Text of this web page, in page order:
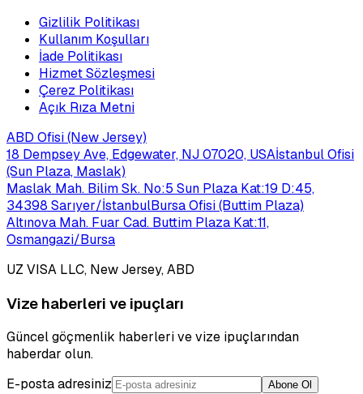
Gizlilik Politikası
Kullanım Koşulları
İade Politikası
Hizmet Sözleşmesi
Çerez Politikası
Açık Rıza Metni
ABD Ofisi (New Jersey)
18 Dempsey Ave, Edgewater, NJ 07020, USAİstanbul Ofisi
(Sun Plaza, Maslak)
Maslak Mah. Bilim Sk. No:5 Sun Plaza Kat:19 D:45,
34398 Sarıyer/İstanbulBursa Ofisi (Buttim Plaza)
Altınova Mah. Fuar Cad. Buttim Plaza Kat:11,
Osmangazi/Bursa
UZ VISA LLC, New Jersey, ABD
Vize haberleri ve ipuçları
Güncel göçmenlik haberleri ve vize ipuçlarından
haberdar olun.
E-posta adresiniz
Abone Ol